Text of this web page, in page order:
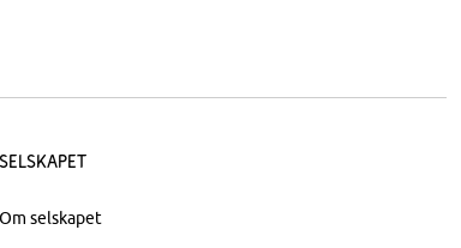
Selskapet
Om selskapet